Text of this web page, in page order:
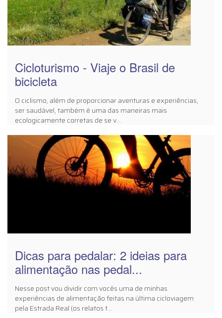
Cicloturismo - Viaje o Brasil de
bicicleta
O ciclismo, além de proporcionar aventuras e experiências,
ser saudável, também é uma das maneiras mais
ecologicamente corretas de se v...
Dicas para pedalar: 2 ideias para
alimentação nas pedal...
Nesse post vou dividir com vocês uma de minhas
experiências de alimentação feitas na última cicloviagem
pela Estrada Real (os relatos t...